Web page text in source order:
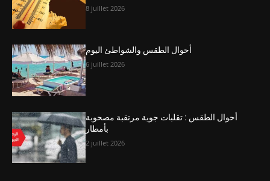
8 juillet 2026
أحوال الطقس والشواطئ اليوم
6 juillet 2026
أحوال الطقس : تقلبات جوية مرتقبة مصحوبة
بأمطار
2 juillet 2026